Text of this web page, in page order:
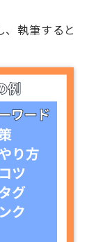
執筆すると